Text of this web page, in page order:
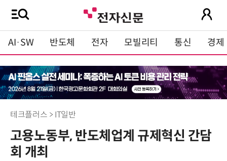
AI·SW 반도체 전자 모빌리티 통신 경제
테크플러스 > IT일반
고용노동부, 반도체업계 규제혁신 간담
회 개최